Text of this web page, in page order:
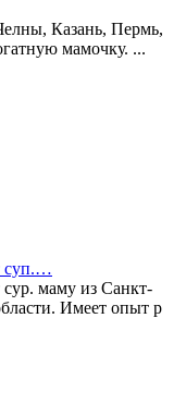
Казань, Пермь,
мамочку. ...
суп.…
маму из Санкт-
Имеет опыт р